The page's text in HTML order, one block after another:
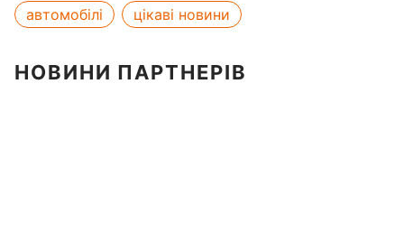
автомобілі цікаві новини
НОВИНИ ПАРТНЕРІВ